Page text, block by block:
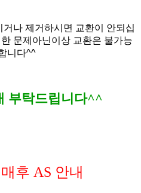
나 제거하시면 교환이 안되십
문제아닌이상 교환은 불가능
니다^^
부탁드립니다^^
후 AS 안내